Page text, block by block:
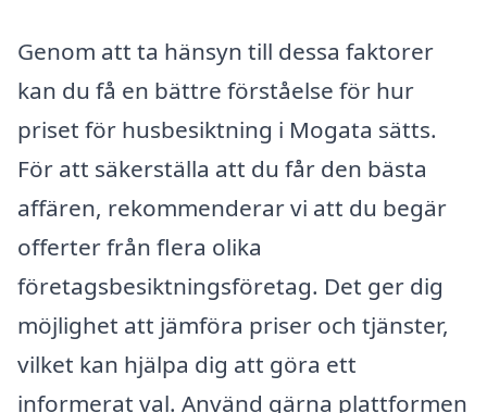
Genom att ta hänsyn till dessa faktorer
kan du få en bättre förståelse för hur
priset för husbesiktning i Mogata sätts.
För att säkerställa att du får den bästa
affären, rekommenderar vi att du begär
offerter från flera olika
företagsbesiktningsföretag. Det ger dig
möjlighet att jämföra priser och tjänster,
vilket kan hjälpa dig att göra ett
informerat val. Använd gärna plattformen